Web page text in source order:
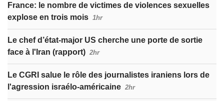
France: le nombre de victimes de violences sexuelles
explose en trois mois 1hr
Le chef d’état-major US cherche une porte de sortie
face à l'Iran (rapport) 2hr
Le CGRI salue le rôle des journalistes iraniens lors de
l'agression israélo-américaine 2hr